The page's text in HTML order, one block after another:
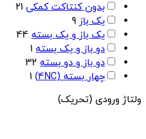
بدون کنتاکت کمکی 21
یک باز 9
یک باز و یک بسته 44
دو باز و یک بسته 1
دو باز و دو بسته 32
چهار بسته (4NC)
1
ولتاژ ورودی (تحریک)